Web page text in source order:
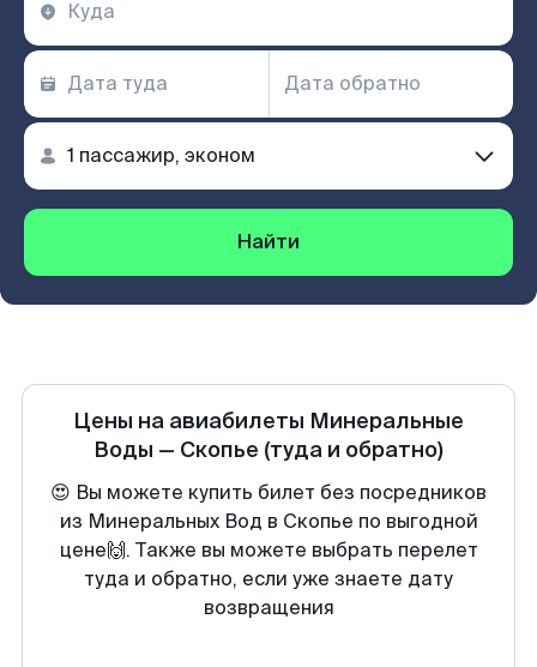
Найти
Цены на авиабилеты Минеральные
Воды — Скопье (туда и обратно)
😍 Вы можете купить билет без посредников
из Минеральных Вод в Скопье по выгодной
цене🙌. Также вы можете выбрать перелет
туда и обратно, если уже знаете дату
возвращения